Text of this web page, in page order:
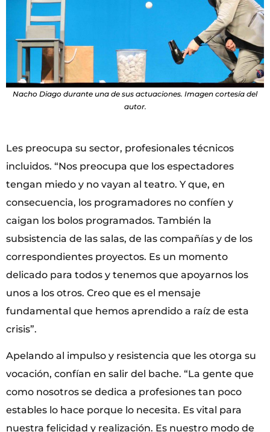
Nacho Diago durante una de sus actuaciones. Imagen cortesía del
autor.
Les preocupa su sector, profesionales técnicos
incluidos. “Nos preocupa que los espectadores
tengan miedo y no vayan al teatro. Y que, en
consecuencia, los programadores no confíen y
caigan los bolos programados. También la
subsistencia de las salas, de las compañías y de los
correspondientes proyectos. Es un momento
delicado para todos y tenemos que apoyarnos los
unos a los otros. Creo que es el mensaje
fundamental que hemos aprendido a raíz de esta
crisis”.
Apelando al impulso y resistencia que les otorga su
vocación, confían en salir del bache. “La gente que
como nosotros se dedica a profesiones tan poco
estables lo hace porque lo necesita. Es vital para
nuestra felicidad y realización. Es nuestro modo de